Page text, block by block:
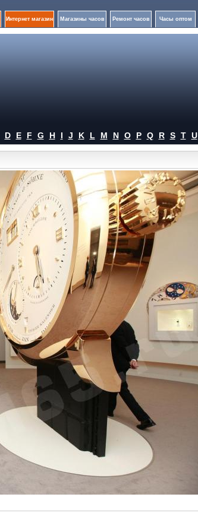
Интернет магазин Магазины часов Ремонт часов Часы оптом
D E F G H I J K L M N O P Q R S T U